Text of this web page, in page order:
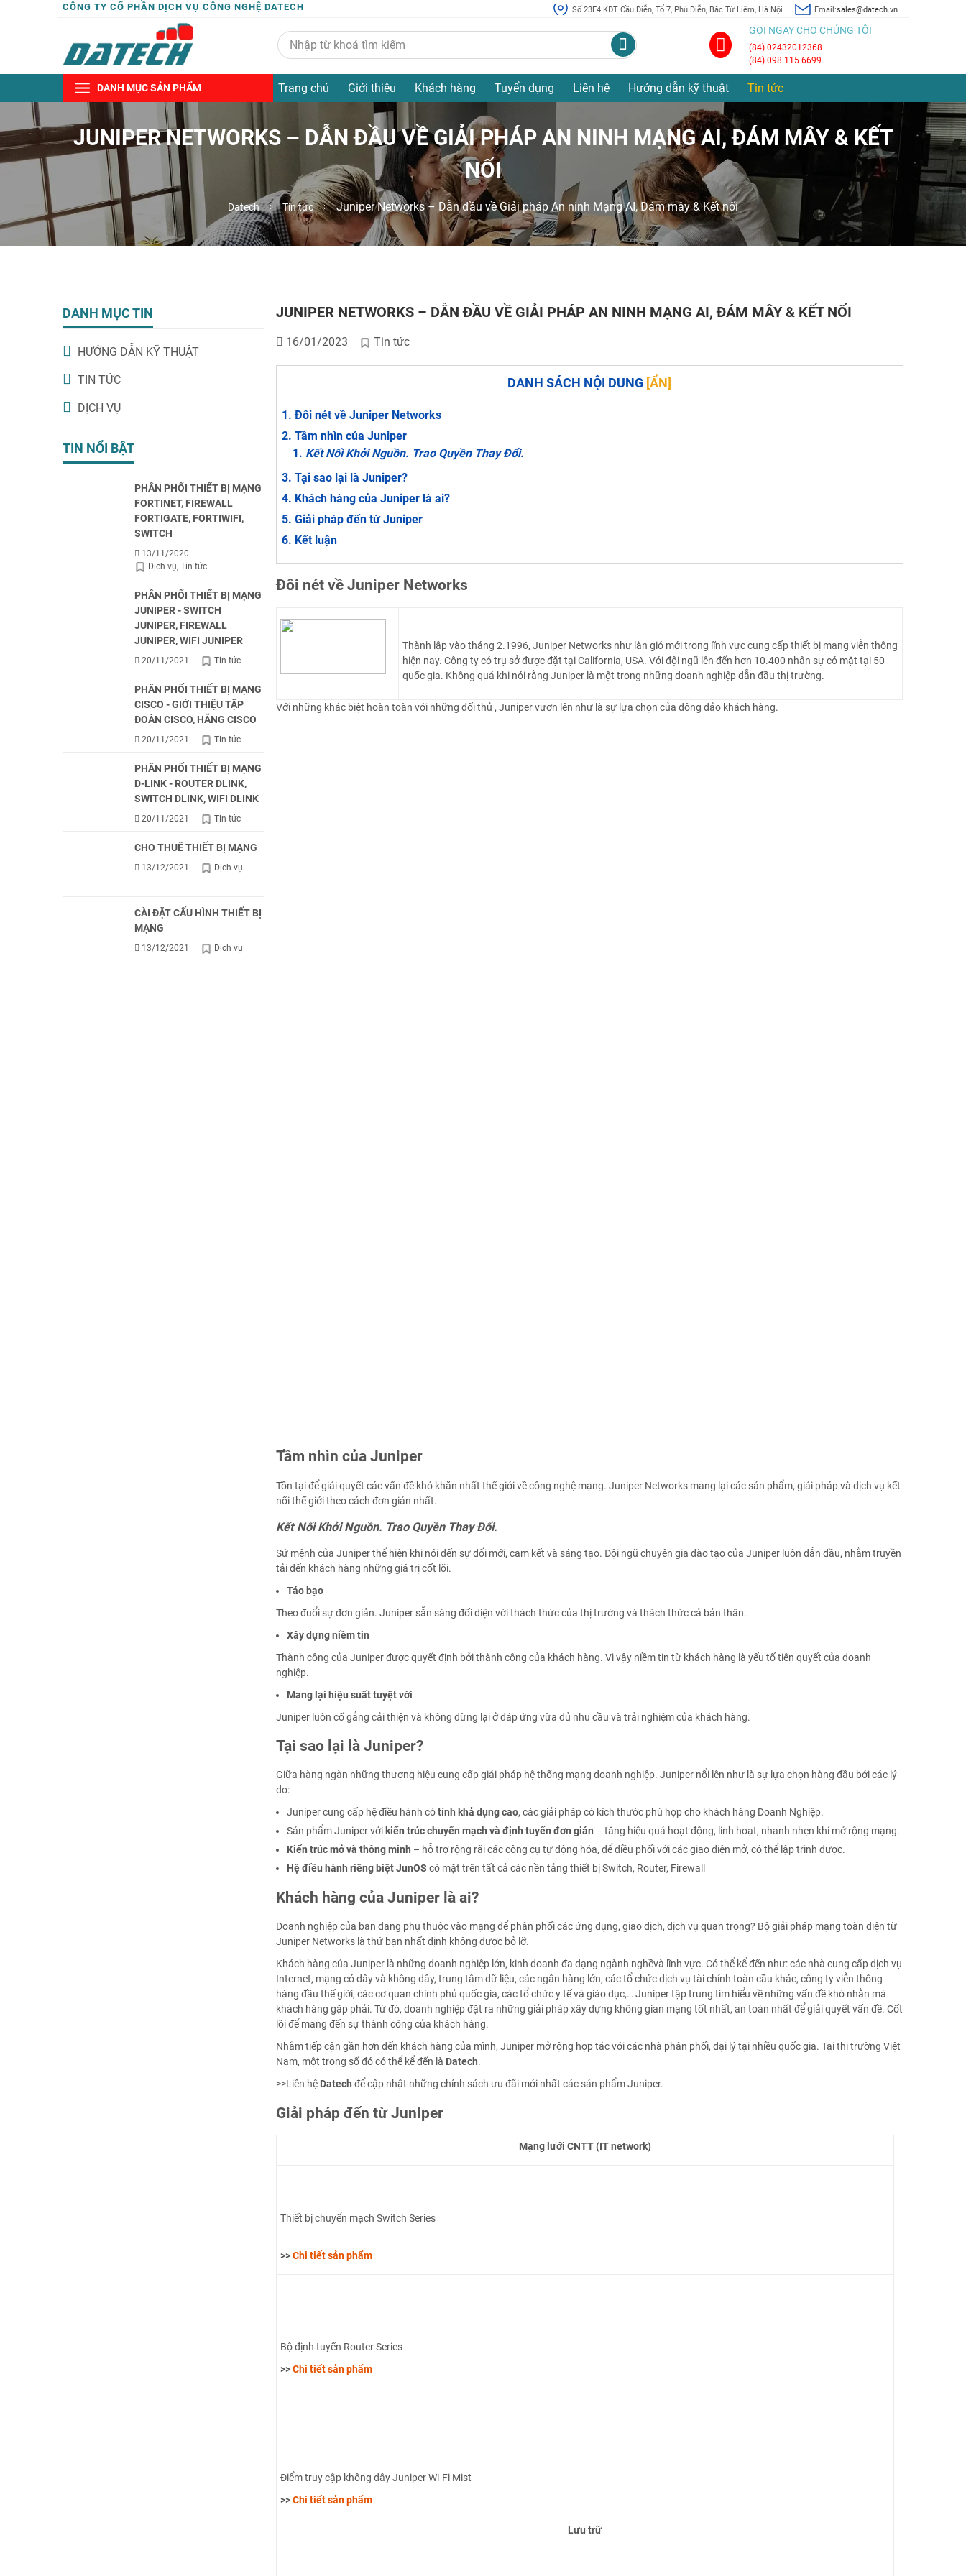
CÔNG TY CỔ PHẦN DỊCH VỤ CÔNG NGHỆ DATECH Số 23E4 KĐT Cầu Diễn, Tổ 7, Phú Diễn, Bắc Từ Liêm, Hà Nội Email:sales@datech.vn
GỌI NGAY CHO CHÚNG TÔI
(84) 02432012368
(84) 098 115 6699
DANH MỤC SẢN PHẨM Trang chủ Giới thiệu Khách hàng Tuyển dụng Liên hệ Hướng dẫn kỹ thuật Tin tức
JUNIPER NETWORKS – DẪN ĐẦU VỀ GIẢI PHÁP AN NINH MẠNG AI, ĐÁM MÂY & KẾT
NỐI
Datech Tin tức Juniper Networks – Dẫn đầu về Giải pháp An ninh Mạng AI, Đám mây & Kết nối
DANH MỤC TIN
HƯỚNG DẪN KỸ THUẬT
TIN TỨC
DỊCH VỤ
TIN NỔI BẬT
PHÂN PHỐI THIẾT BỊ MẠNG
FORTINET, FIREWALL
FORTIGATE, FORTIWIFI,
SWITCH
13/11/2020
Dịch vụ Tin tức
PHÂN PHỐI THIẾT BỊ MẠNG
JUNIPER - SWITCH
JUNIPER, FIREWALL
JUNIPER, WIFI JUNIPER
20/11/2021 Tin tức
PHÂN PHỐI THIẾT BỊ MẠNG
CISCO - GIỚI THIỆU TẬP
ĐOÀN CISCO, HÃNG CISCO
20/11/2021 Tin tức
PHÂN PHỐI THIẾT BỊ MẠNG
D-LINK - ROUTER DLINK,
SWITCH DLINK, WIFI DLINK
20/11/2021 Tin tức
CHO THUÊ THIẾT BỊ MẠNG
13/12/2021 Dịch vụ
CÀI ĐẶT CẤU HÌNH THIẾT BỊ
MẠNG
13/12/2021 Dịch vụ
JUNIPER NETWORKS – DẪN ĐẦU VỀ GIẢI PHÁP AN NINH MẠNG AI, ĐÁM MÂY & KẾT NỐI
16/01/2023 Tin tức
DANH SÁCH NỘI DUNG [ẨN]
Đôi nét về Juniper Networks
Tầm nhìn của Juniper
Kết Nối Khởi Nguồn. Trao Quyền Thay Đổi.
Tại sao lại là Juniper?
Khách hàng của Juniper là ai?
Giải pháp đến từ Juniper
Kết luận
Đôi nét về Juniper Networks
Thành lập vào tháng 2.1996, Juniper Networks như làn gió mới trong lĩnh vực cung cấp thiết bị mạng viễn thông
hiện nay. Công ty có trụ sở được đặt tại California, USA. Với đội ngũ lên đến hơn 10.400 nhân sự có mặt tại 50
quốc gia. Không quá khi nói rằng Juniper là một trong những doanh nghiệp dẫn đầu thị trường.
Với những khác biệt hoàn toàn với những đối thủ , Juniper vươn lên như là sự lựa chọn của đông đảo khách hàng.
Tầm nhìn của Juniper
Tồn tại để giải quyết các vấn đề khó khăn nhất thế giới về công nghệ mạng. Juniper Networks mang lại các sản phẩm, giải pháp và dịch vụ kết
nối thế giới theo cách đơn giản nhất.
Kết Nối Khởi Nguồn. Trao Quyền Thay Đổi.
Sứ mệnh của Juniper thể hiện khi nói đến sự đổi mới, cam kết và sáng tạo. Đội ngũ chuyên gia đào tạo của Juniper luôn dẫn đầu, nhằm truyền
tải đến khách hàng những giá trị cốt lõi.
Táo bạo
Theo đuổi sự đơn giản. Juniper sẵn sàng đối diện với thách thức của thị trường và thách thức cả bản thân.
Xây dựng niềm tin
Thành công của Juniper được quyết định bởi thành công của khách hàng. Vì vậy niềm tin từ khách hàng là yếu tố tiên quyết của doanh
nghiệp.
Mang lại hiệu suất tuyệt vời
Juniper luôn cố gắng cải thiện và không dừng lại ở đáp ứng vừa đủ nhu cầu và trải nghiệm của khách hàng.
Tại sao lại là Juniper?
Giữa hàng ngàn những thương hiệu cung cấp giải pháp hệ thống mạng doanh nghiệp. Juniper nổi lên như là sự lựa chọn hàng đầu bởi các lý
do:
Juniper cung cấp hệ điều hành cótính khả dụng cao, các giải pháp có kích thước phù hợp cho khách hàng Doanh Nghiệp.
Sản phẩm Juniper với kiến trúc chuyển mạch và định tuyến đơn giản – tăng hiệu quả hoạt động, linh hoạt, nhanh nhẹn khi mở rộng mạng.
Kiến trúc mở và thông minh – hỗ trợ rộng rãi các công cụ tự động hóa, để điều phối với các giao diện mở, có thể lập trình được.
Hệ điều hành riêng biệt JunOS có mặt trên tất cả các nền tảng thiết bị Switch, Router, Firewall
Khách hàng của Juniper là ai?
Doanh nghiệp của bạn đang phụ thuộc vào mạng để phân phối các ứng dụng, giao dịch, dịch vụ quan trọng? Bộ giải pháp mạng toàn diện từ
Juniper Networks là thứ bạn nhất định không được bỏ lỡ.
Khách hàng của Juniper là những doanh nghiệp lớn, kinh doanh đa dạng ngành nghềvà lĩnh vực. Có thể kể đến như: các nhà cung cấp dịch vụ
Internet, mạng có dây và không dây, trung tâm dữ liệu, các ngân hàng lớn, các tổ chức dịch vụ tài chính toàn cầu khác, công ty viễn thông
hàng đầu thế giới, các cơ quan chính phủ quốc gia, các tổ chức y tế và giáo dục,… Juniper tập trung tìm hiểu về những vấn đề khó nhằn mà
khách hàng gặp phải. Từ đó, doanh nghiệp đặt ra những giải pháp xây dựng không gian mạng tốt nhất, an toàn nhất để giải quyết vấn đề. Cốt
lõi để mang đến sự thành công của khách hàng.
Nhằm tiếp cận gần hơn đến khách hàng của mình, Juniper mở rộng hợp tác với các nhà phân phối, đại lý tại nhiều quốc gia. Tại thị trường Việt
Nam, một trong số đó có thể kể đến là Datech.
>>Liên hệ Datech để cập nhật những chính sách ưu đãi mới nhất các sản phẩm Juniper.
Giải pháp đến từ Juniper
Mạng lưới CNTT (IT network)
Thiết bị chuyển mạch Switch Series
>>Chi tiết sản phẩm
Bộ định tuyến Router Series
>>Chi tiết sản phẩm
Điểm truy cập không dây Juniper Wi-Fi Mist
>>Chi tiết sản phẩm
Lưu trữ